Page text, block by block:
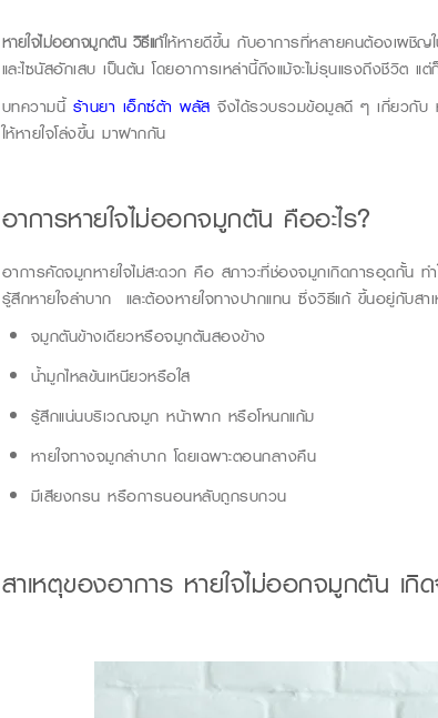
หายใจไม่ออกจมูกตัน วิธีแกให้หายดีขึ้น กับอาการที่หลายคนต้องเผชิญ
และไซนัสอักเสบ เป็นต้น โดยอาการเหล่านี้ถึงแม้จะไม่รุนแรงถึงชีวิ
บทความนี้ ร้านยา เอ็กซ์ต้า พลัส จึงได้รวบรวมข้อมูลดี ๆ เกี่ยวกับ
ให้หายใจโล่งขึ้น มาฝากกัน
อาการหายใจไม่ออกจมูกตัน คืออะไร?
อาการคัดจมูกหายใจไม่สะดวก คือ สภาวะที่ช่องจมูกเกิดการอุดกั้น ท
รู้สึกหายใจลำบาก และต้องหายใจทางปากแทน ซึ่งวิธีแก้ขึ้นอยู่กับสา
จมูกตันข้างเดียวหรือจมูกตันสองข้าง
น้ำมูกไหลข้นเหนียวหรือใส
รู้สึกแน่นบริเวณจมูก หน้าผาก หรือโหนกแก้ม
หายใจทางจมูกลำบาก โดยเฉพาะตอนกลางคืน
มีเสียงกรน หรือการนอนหลับถูกรบกวน
สาเหตุของอาการ หายใจไม่ออกจมูกตัน เกิ